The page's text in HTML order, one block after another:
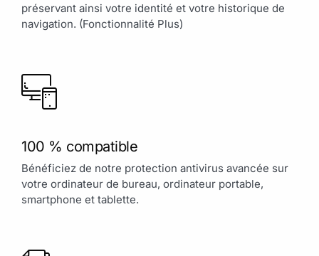
préservant ainsi votre identité et votre historique de
navigation. (Fonctionnalité Plus)
100 % compatible
Bénéficiez de notre protection antivirus avancée sur
votre ordinateur de bureau, ordinateur portable,
smartphone et tablette.